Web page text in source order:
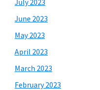
July 2023
June 2023
May 2023
April 2023
March 2023
February 2023